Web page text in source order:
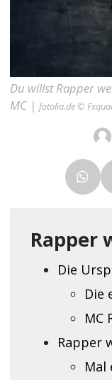
Du willst Rapper
MC |fotolia.de ©
Rapper
Die
Die
MC
Rapper
Mal